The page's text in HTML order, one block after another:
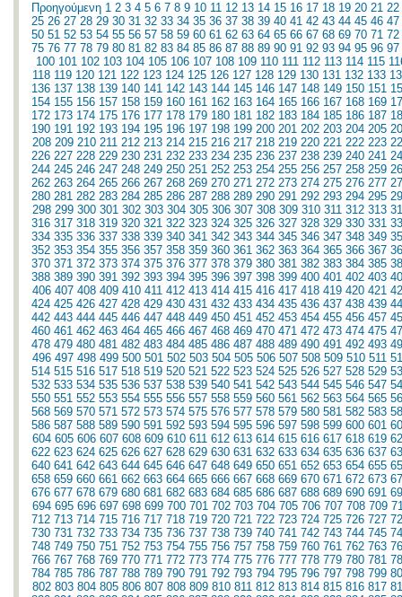
Προηγούμενη 1 2 3 4 5 6 7 8 9 10 11 12 13 14 15 16 17 18 19 20 21 22
25 26 27 28 29 30 31 32 33 34 35 36 37 38 39 40 41 42 43 44 45 46 47
50 51 52 53 54 55 56 57 58 59 60 61 62 63 64 65 66 67 68 69 70 71 72
75 76 77 78 79 80 81 82 83 84 85 86 87 88 89 90 91 92 93 94 95 96 97
100 101 102 103 104 105 106 107 108 109 110 111 112 113 114 115
118 119 120 121 122 123 124 125 126 127 128 129 130 131 132 133
136 137 138 139 140 141 142 143 144 145 146 147 148 149 150 151
154 155 156 157 158 159 160 161 162 163 164 165 166 167 168 169
172 173 174 175 176 177 178 179 180 181 182 183 184 185 186 187
190 191 192 193 194 195 196 197 198 199 200 201 202 203 204 205
208 209 210 211 212 213 214 215 216 217 218 219 220 221 222 223
226 227 228 229 230 231 232 233 234 235 236 237 238 239 240 241
244 245 246 247 248 249 250 251 252 253 254 255 256 257 258 259
262 263 264 265 266 267 268 269 270 271 272 273 274 275 276 277
280 281 282 283 284 285 286 287 288 289 290 291 292 293 294 295
298 299 300 301 302 303 304 305 306 307 308 309 310 311 312 313
316 317 318 319 320 321 322 323 324 325 326 327 328 329 330 331
334 335 336 337 338 339 340 341 342 343 344 345 346 347 348 349
352 353 354 355 356 357 358 359 360 361 362 363 364 365 366 367
370 371 372 373 374 375 376 377 378 379 380 381 382 383 384 385
388 389 390 391 392 393 394 395 396 397 398 399 400 401 402 403
406 407 408 409 410 411 412 413 414 415 416 417 418 419 420 421
424 425 426 427 428 429 430 431 432 433 434 435 436 437 438 439
442 443 444 445 446 447 448 449 450 451 452 453 454 455 456 457
460 461 462 463 464 465 466 467 468 469 470 471 472 473 474 475
478 479 480 481 482 483 484 485 486 487 488 489 490 491 492 493
496 497 498 499 500 501 502 503 504 505 506 507 508 509 510 511
514 515 516 517 518 519 520 521 522 523 524 525 526 527 528 529
532 533 534 535 536 537 538 539 540 541 542 543 544 545 546 547
550 551 552 553 554 555 556 557 558 559 560 561 562 563 564 565
568 569 570 571 572 573 574 575 576 577 578 579 580 581 582 583
586 587 588 589 590 591 592 593 594 595 596 597 598 599 600 601
604 605 606 607 608 609 610 611 612 613 614 615 616 617 618 619
622 623 624 625 626 627 628 629 630 631 632 633 634 635 636 637
640 641 642 643 644 645 646 647 648 649 650 651 652 653 654 655
658 659 660 661 662 663 664 665 666 667 668 669 670 671 672 673
676 677 678 679 680 681 682 683 684 685 686 687 688 689 690 691
694 695 696 697 698 699 700 701 702 703 704 705 706 707 708 709
712 713 714 715 716 717 718 719 720 721 722 723 724 725 726 727
730 731 732 733 734 735 736 737 738 739 740 741 742 743 744 745
748 749 750 751 752 753 754 755 756 757 758 759 760 761 762 763
766 767 768 769 770 771 772 773 774 775 776 777 778 779 780 781
784 785 786 787 788 789 790 791 792 793 794 795 796 797 798 799
802 803 804 805 806 807 808 809 810 811 812 813 814 815 816 817